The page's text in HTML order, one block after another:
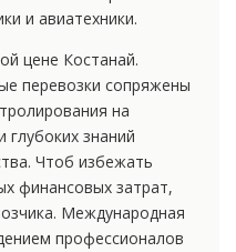
и авиатехники.
цене Костанай.
перевозки сопряжены
на
глубоких знаний
Чтоб избежать
финансовых затрат,
Международная
профессионалов